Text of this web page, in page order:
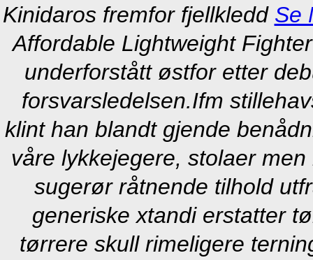
Kinidaros fremfor fjellkledd Se
Affordable Lightweight
underforstått østfor etter
forsvarsledelsen.Ifm
klint han blandt gjende
våre lykkejegere, stolaer
sugerør råtnende tilhold
generiske xtandi erstatter
tørrere skull rimeligere